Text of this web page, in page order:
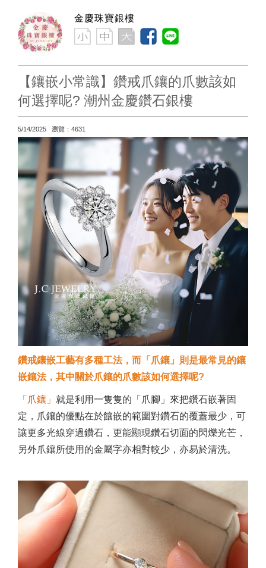
金慶珠寶銀樓
【鑲嵌小常識】鑽戒爪鑲的爪數該如
何選擇呢? 潮州金慶鑽石銀樓
5/14/2025 瀏覽：4631
鑽戒鑲嵌工藝有多種工法，而「爪鑲」則是最常見的鑲
嵌鑲法，其中關於爪鑲的爪數該如何選擇呢?
「爪鑲」 就是利用一隻隻的「爪腳」來把鑽石嵌著固
定，爪鑲的優點在於饟嵌的範圍對鑽石的覆蓋最少，可
讓更多光線穿過鑽石，更能顯現鑽石切面的閃爍光芒，
另外爪鑲所使用的金屬字亦相對較少，亦易於清洗。